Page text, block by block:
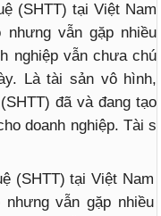
(SHTT) tại Việt Nam
vẫn gặp nhiều
nghiệp vẫn chưa chú
Là tài sản vô hình,
đã và đang tạo
doanh nghiệp. Tài s
(SHTT) tại Việt Nam
vẫn gặp nhiều